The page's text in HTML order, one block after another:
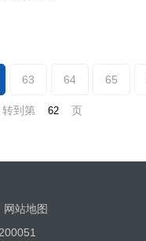
63 64 65
转到第 页
网站地图